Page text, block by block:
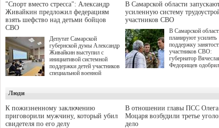
"Спорт вместо стресса": Александр
Живайкин предложил федерациям
взять шефство над детьми бойцов
СВО
Депутат Самарской
губернской думы Александр
Живайкин выступил с
инициативой системной
поддержки детей участников
специальной военной
"Помощь фронту и семьям
участников СВО", которая
прошла в Отрадном 7
августа.
В Самарской области
усиленную систему
участников СВО
В Самарской
планируют усилить
поддержку
участников СВО:
губернатор
Федорищев
на трудоустройство
спокойную
мирной жизни.
Люди
К пожизненному заключению
приговорили мужчину, который убил
свидетеля по его делу
В отношении главы ПСС Олега
Моцаря возбудили третье
дело